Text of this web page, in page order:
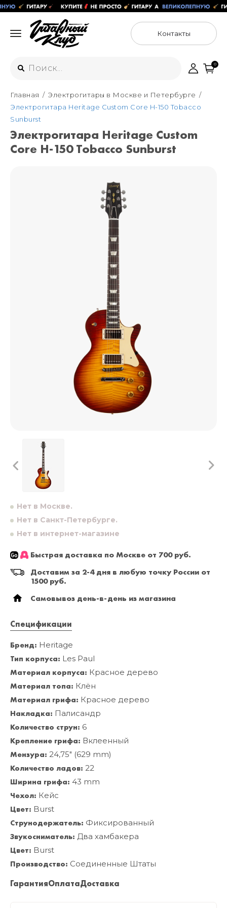
Контакты
Интернет-магазин
+7 (925) 125-54-44
+7 (925) 176-55-65
ул. Большая Новодмитровская 36с15,
Санкт-Петербург
+7 (925) 879-85-35
Санкт-Петербург
+7 (999) 213-51-93
0
Главная
Электрогитары в Москве и Петербурге
Электрогитара Heritage Custom Core H-150 Tobacco
Sunburst
Электрогитара Heritage Custom
Core H-150 Tobacco Sunburst
Нет в Москве.
Нет в Санкт-Петербурге.
Нет в интернет-магазине
Быстрая доставка по Москве от 700 руб.
Доставим за 2-4 дня в любую точку России от
1500 руб.
Самовывоз день-в-день из магазина
Спецификации
Бренд: Heritage
Тип корпуса: Les Paul
Материал корпуса: Красное дерево
Материал топа: Клён
Материал грифа: Красное дерево
Накладка: Палисандр
Количество струн: 6
Крепление грифа: Вклеенный
Мензура: 24,75" (629 mm)
Количество ладов: 22
Ширина грифа: 43 mm
Чехол: Кейс
Цвет: Burst
Струнодержатель: Фиксированный
Звукосниматель: Два хамбакера
Цвет: Burst
Производство: Соединенные Штаты
ГарантияОплатаДоставка